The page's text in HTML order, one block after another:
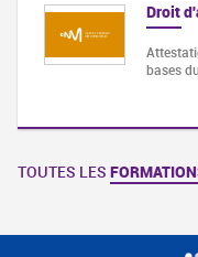
Droit
bases
TOUTES LES